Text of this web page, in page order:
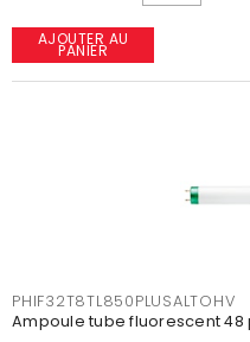
AJOUTER AU
PANIER
PHIF32T8TL850PLUSALTOHV
Ampoule tube fluorescent 48